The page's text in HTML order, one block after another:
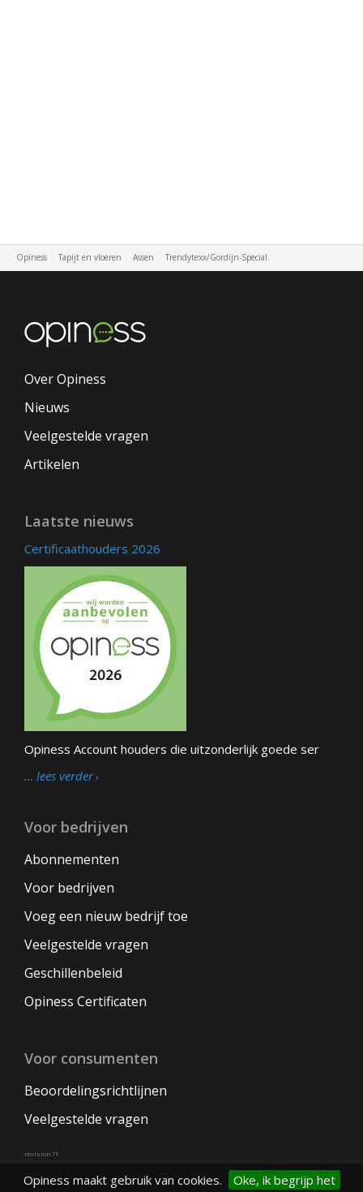
Opiness maakt gebruik van cookies. Oke, ik begrijp het
Opiness Tapijt en vloeren Assen Trendytexx/Gordijn-Special.
Over Opiness
Nieuws
Veelgestelde vragen
Artikelen
Laatste nieuws
Certificaathouders 2026
Opiness Account houders die uitzonderlijk goede ser
… lees verder
Voor bedrijven
Abonnementen
Voor bedrijven
Voeg een nieuw bedrijf toe
Veelgestelde vragen
Geschillenbeleid
Opiness Certificaten
Voor consumenten
Beoordelingsrichtlijnen
Veelgestelde vragen
revision 71